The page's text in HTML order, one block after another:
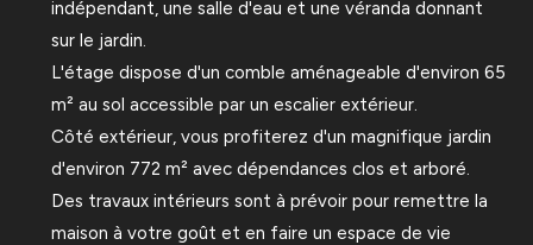
indépendant, une salle d'eau et une véranda donnant
sur le jardin.
L'étage dispose d'un comble aménageable d'environ 65
m² au sol accessible par un escalier extérieur.
Côté extérieur, vous profiterez d'un magnifique jardin
d'environ 772 m² avec dépendances clos et arboré.
Des travaux intérieurs sont à prévoir pour remettre la
maison à votre goût et en faire un espace de vie